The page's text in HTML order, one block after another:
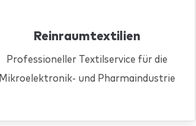
Reinraumtextilien
Professioneller Textilservice für die
Mikroelektronik- und Pharmaindustrie